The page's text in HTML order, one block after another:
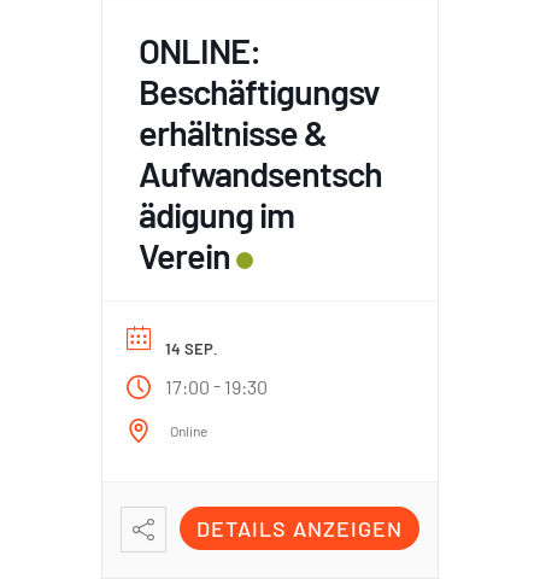
ONLINE:
Beschäftigungsv
erhältnisse &
Aufwandsentsch
ädigung im
Verein
14 SEP.
17:00 - 19:30
Online
DETAILS ANZEIGEN